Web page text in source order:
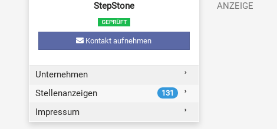
StepStone
Kontakt aufnehmen
Unternehmen
Stellenanzeigen
131
Impressum